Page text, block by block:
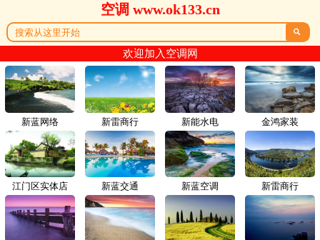
空调 www.ok133.cn

欢迎加入空调网
新蓝网络 新雷商行
江门区实体店 新蓝交通
新能水电 金鸿家装
新蓝空调 新雷商行